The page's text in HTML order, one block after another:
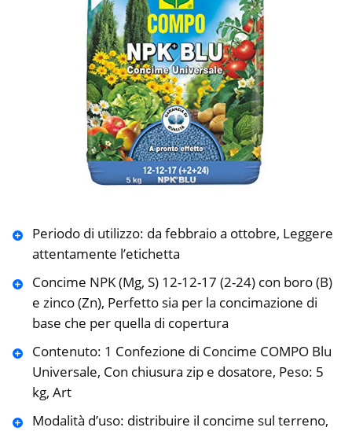
Periodo di utilizzo: da febbraio a ottobre, Leggere
attentamente l’etichetta
Concime NPK (Mg, S) 12-12-17 (2-24) con boro (B)
e zinco (Zn), Perfetto sia per la concimazione di
base che per quella di copertura
Contenuto: 1 Confezione di Concime COMPO Blu
Universale, Con chiusura zip e dosatore, Peso: 5
kg, Art
Modalità d’uso: distribuire il concime sul terreno,